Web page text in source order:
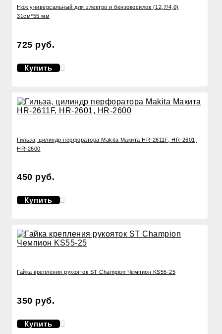
Нож универсальный для электро и бензокосилок (12,7/4,0)
31см*55 мм
725 руб.
Купить
Гильза, цилиндр перфоратора Makita Макита HR-2611F, HR-2601,
HR-2600
450 руб.
Купить
Гайка крепления рукояток ST Champion Чемпион KS55-25
350 руб.
Купить